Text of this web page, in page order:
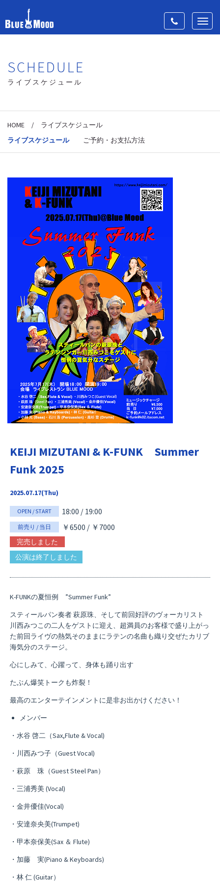
Toggle
navigation
SCHEDULE
ライブスケジュール
HOME /
ライブスケジュール
ライブスケジュール
ご予約・お支払方法
KEIJI MIZUTANI & K-FUNK Summer
Funk 2025
2025.07.17(Thu)
OPEN / START 18:00 / 19:00
前売り / 当日 ￥6500 / ￥7000
完売しました
公演は終了しました
K-FUNKの夏恒例 ”Summer Funk”
スティールパン奏者 萩原珠、そして前回好評のヴォーカリスト
川西みつこの二人をゲストに迎え、超満員のお客様で盛り上がっ
た前回ライヴの熱気そのままにラテンの名曲も織り交ぜたカリブ
海気分のステージ。
心にしみて、心躍って、身体も踊り出す
たぶん爆笑トークも炸裂！
最高のエンターテインメントに是非お出かけください！
メンバー
・水谷 啓二（Sax,Flute & Vocal)
・川西みつ子（Guest Vocal)
・萩原 珠（Guest Steel Pan）
・三浦秀美 (Vocal)
・金井優佳(Vocal)
・安達奈央美(Trumpet)
・甲本奈保美(Sax ＆ Flute)
・加藤 実(Piano & Keyboards)
・林 仁 (Guitar）